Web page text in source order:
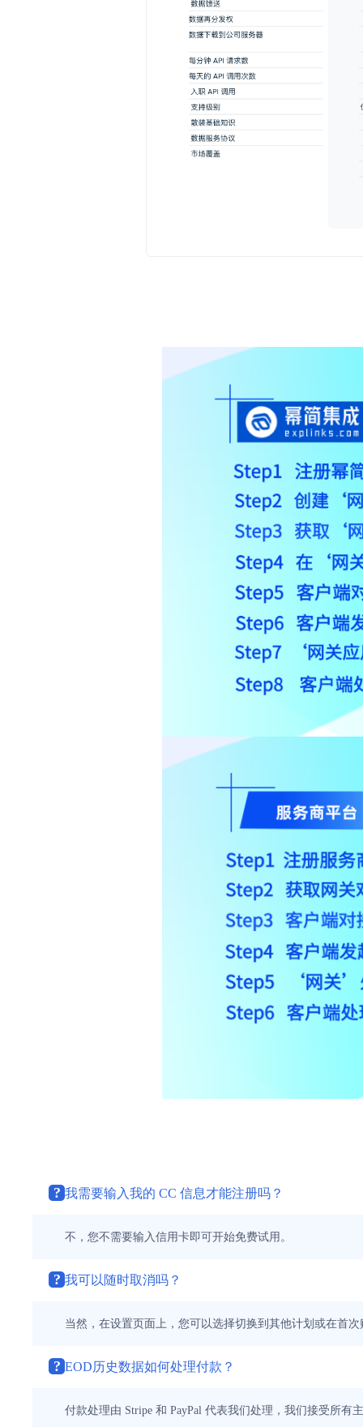
? 我需要输入我的 CC 信息才能注册吗？
不，您不需要输入信用卡即可开始免费试用。
? 我可以随时取消吗？
当然，在设置页面上，您可以选择切换到其他计划或在首
? EOD历史数据如何处理付款？
付款处理由 Stripe 和 PayPal 代表我们处理，我们接受所